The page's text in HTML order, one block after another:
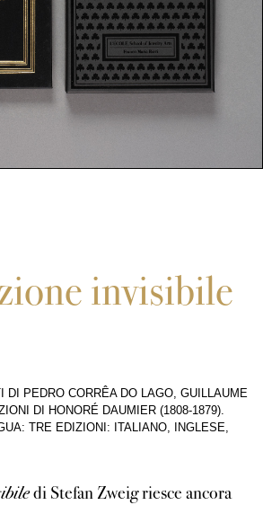
invisibile
DI PEDRO CORRÊA DO LAGO, GUILLAUME
DI HONORÉ DAUMIER (1808-1879).
TRE EDIZIONI: ITALIANO, INGLESE,
di Stefan Zweig riesce ancora